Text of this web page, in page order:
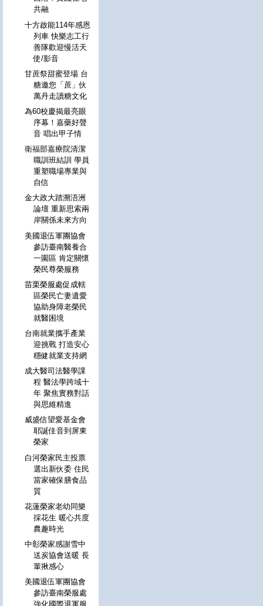
共融
十方啟能114年感恩
列車 快樂志工行
善隊歡迎慢活天
使/影音
甘蔗祭甜蜜登場 台
糖邀您「蔗」伙
萬丹走讀糖文化
為60校慶揭最亮眼
序幕！嘉藥好聲
音 唱出甲子情
衛福部嘉療院清潔
職訓班結訓 學員
重塑職場專業與
自信
金大政大踏溯浯洲
論壇 重新思索兩
岸關係未來方向
美國退伍軍團協會
參訪臺南醫養合
一園區 肯定關懷
榮民尊榮服務
苗栗榮服處促成轄
區榮民亡妻遺愛
協助身障老榮民
就醫困境
台南就業攜手產業
迎挑戰 打造安心
穩健就業支持網
成大醫司法醫學課
程 醫法學跨域十
年 聚焦實務對話
與思維精進
威盛信望愛基金會
耶誕佳音到屏東
榮家
白河榮家民主投票
選出新伙委 住民
當家確保膳食品
質
花蓮榮家老幼同樂
採花生 暖心共度
農趣時光
中彰榮家感謝雪中
送炭協會送暖 長
輩揪感心
美國退伍軍團協會
參訪臺南榮服處
強化國際退軍服